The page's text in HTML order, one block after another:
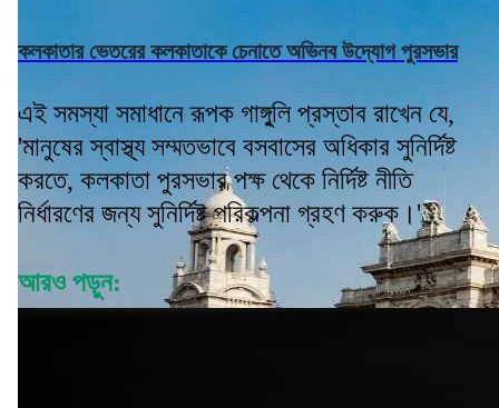
কলকাতার ভেতরের কলকাতাকে চেনাতে অভিনব উদ্যোগ পুরসভার
এই সমস্যা সমাধানে রূপক গাঙ্গু্লি প্রস্তাব রাখেন যে,
'মানুষের স্বাস্থ্য সম্মতভাবে বসবাসের অধিকার সুনির্দিষ্ট
করতে, কলকাতা পুরসভার পক্ষ থেকে নির্দিষ্ট নীতি
নির্ধারণের জন্য সুনির্দিষ্ট পরিকল্পনা গ্রহণ করুক।'
আরও পড়ুন: